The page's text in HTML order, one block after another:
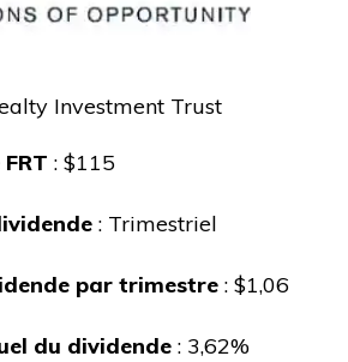
Investment Trust
: $115
: Trimestriel
par trimestre : $1,06
du dividende : 3,62%